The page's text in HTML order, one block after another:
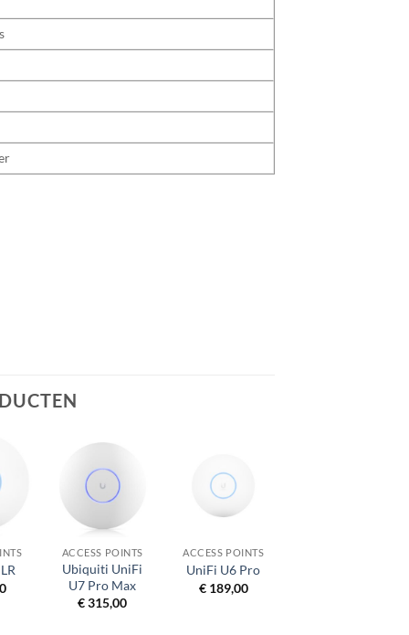
+
ACCESS POINTS
Ubiquiti UniFi
U7 Pro Max
€315,00
ACCESS POINTS
UniFi U6 Pro
€189,00